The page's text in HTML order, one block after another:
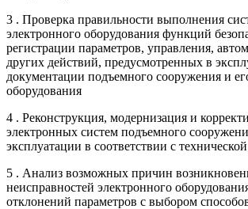
3 . Проверка правильности выполнения
электронного оборудования функций
регистрации параметров, управления,
других действий, предусмотренных в
документации подъемного сооружения и
оборудования
4 . Реконструкция, модернизация и
электронных систем подъемного
эксплуатации в соответствии с
5 . Анализ возможных причин
неисправностей электронного
отклонений параметров с выбором